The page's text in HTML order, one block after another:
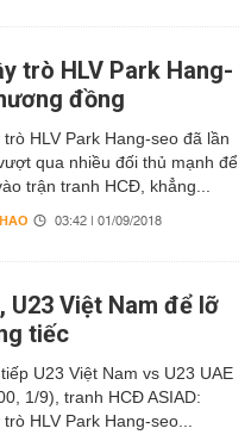
trò HLV Park Hang-
đồng
trò HLV Park Hang-seo đã lần
qua nhiều đối thủ mạnh để
trận tranh HCĐ, khẳng...
03:42 | 01/09/2018
U23 Việt Nam để lỡ
tiếc
U23 Việt Nam vs U23 UAE
1/9), tranh HCĐ ASIAD:
HLV Park Hang-seo...